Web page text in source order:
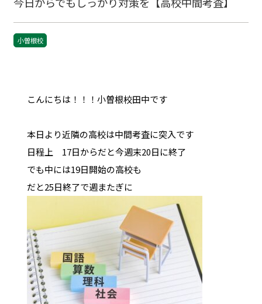
小曽根校
こんにちは！！！小曽根校田中です
本日より近隣の高校は中間考査に突入です
日程上 17日からだと今週末20日に終了
でも中には19日開始の高校も
だと25日終了で週またぎに